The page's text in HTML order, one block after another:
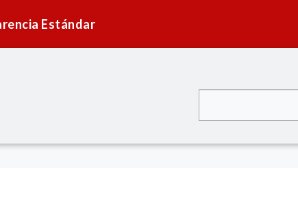
Estándar